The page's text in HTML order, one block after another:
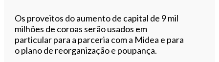
Os proveitos do aumento de capital de 9 mil
milhões de coroas serão usados em
particular para a parceria com a Midea e para
o plano de reorganização e poupança.